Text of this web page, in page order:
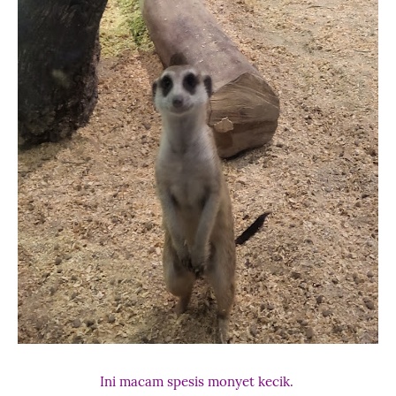
Ini macam spesis monyet kecik.